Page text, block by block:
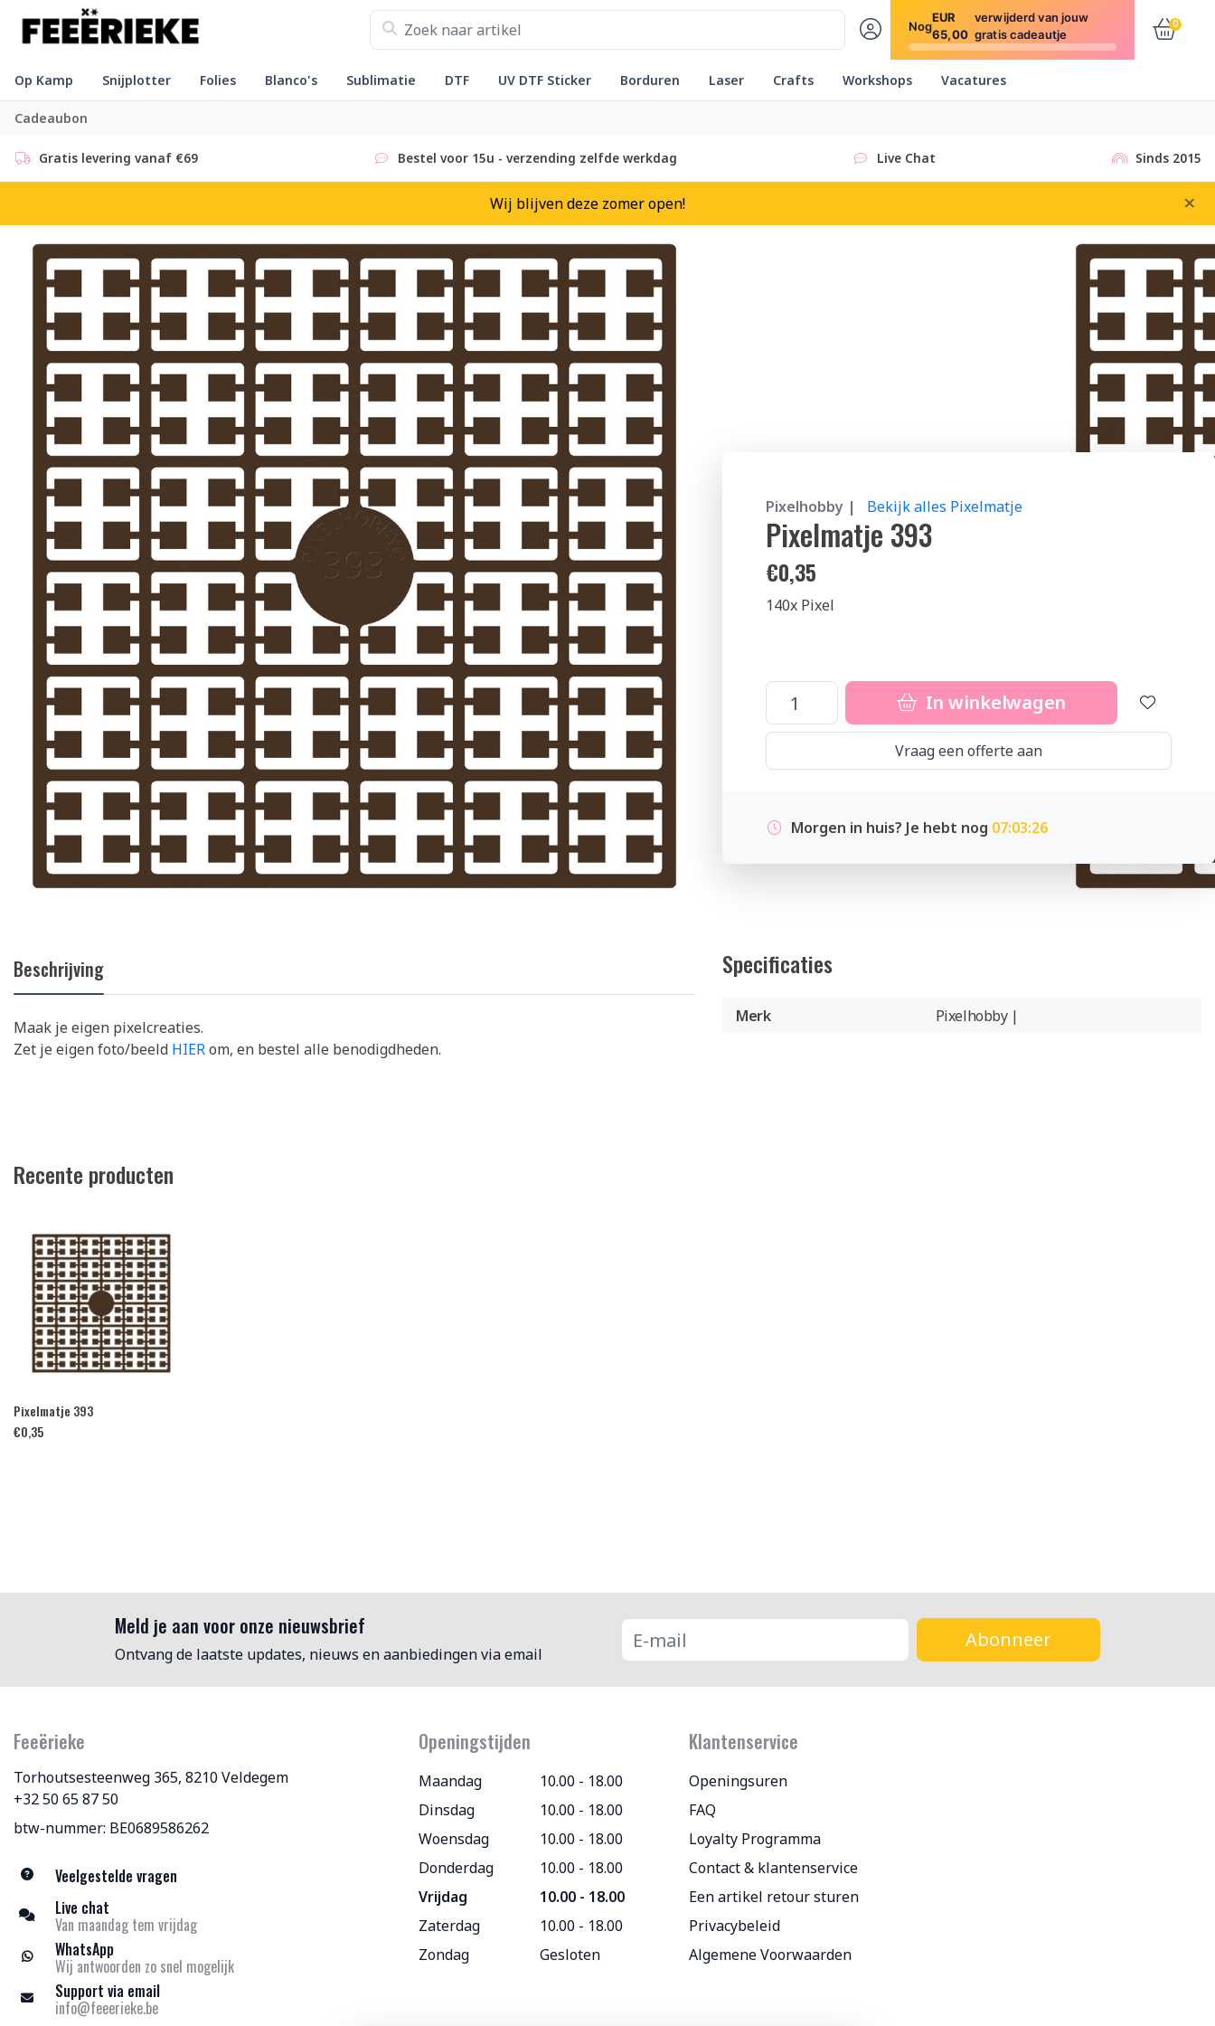
Nog
EUR
65,00
verwijderd van jouw
gratis cadeautje
0
Op Kamp Snijplotter Folies Blanco's Sublimatie DTF UV DTF Sticker Borduren Laser Crafts Workshops Vacatures
Cadeaubon
Gratis levering vanaf €69 Bestel voor 15u - verzending zelfde werkdag Live Chat Sinds 2015
Wij blijven deze zomer open! ×
Pixelhobby | Bekijk alles Pixelmatje
Pixelmatje 393
€0,35
140x Pixel
In winkelwagen
Vraag een offerte aan
Morgen in huis? Je hebt nog 07:03:26
Beschrijving
Maak je eigen pixelcreaties.
Zet je eigen foto/beeld HIERom, en bestel alle benodigdheden.
Specificaties
Merk Pixelhobby |
Recente producten
Pixelmatje 393
€0,35
Meld je aan voor onze nieuwsbrief
Ontvang de laatste updates, nieuws en aanbiedingen via email
Abonneer
Feeërieke
Torhoutsesteenweg 365, 8210 Veldegem
+32 50 65 87 50
btw-nummer: BE0689586262
Veelgestelde vragen
Live chat
Van maandag tem vrijdag
WhatsApp
Wij antwoorden zo snel mogelijk
Support via email
info@feeerieke.be
Openingstijden
Maandag
10.00 - 18.00
Dinsdag
10.00 - 18.00
Woensdag
10.00 - 18.00
Donderdag
10.00 - 18.00
Vrijdag
10.00 - 18.00
Zaterdag
10.00 - 18.00
Zondag
Gesloten
Klantenservice
Openingsuren
FAQ
Loyalty Programma
Contact & klantenservice
Een artikel retour sturen
Privacybeleid
Algemene Voorwaarden